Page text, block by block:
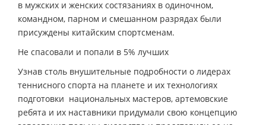
в мужских и женских состязаниях в одиночном,
командном, парном и смешанном разрядах были
присуждены китайским спортсменам.
Не спасовали и попали в 5% лучших
Узнав столь внушительные подробности о лидерах
теннисного спорта на планете и их технологиях
подготовки национальных мастеров, артемовские
ребята и их наставники придумали свою концепцию